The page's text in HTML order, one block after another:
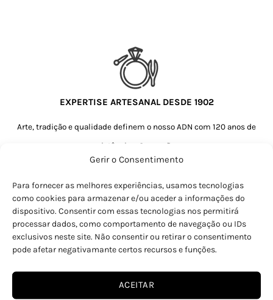
Gerir o Consentimento
Para fornecer as melhores experiências, usamos tecnologias
como cookies para armazenar e/ou aceder a informações do
dispositivo. Consentir com essas tecnologias nos permitirá
processar dados, como comportamento de navegação ou IDs
exclusivos neste site. Não consentir ou retirar o consentimento
pode afetar negativamante certos recursos e funções.
ACEITAR
EXPERTISE ARTESANAL DESDE 1902
Arte, tradição e qualidade definem o nosso ADN com 120 anos de
existência e 6 gerações.
NIF: 501613919.
Título de atividade: T10106.